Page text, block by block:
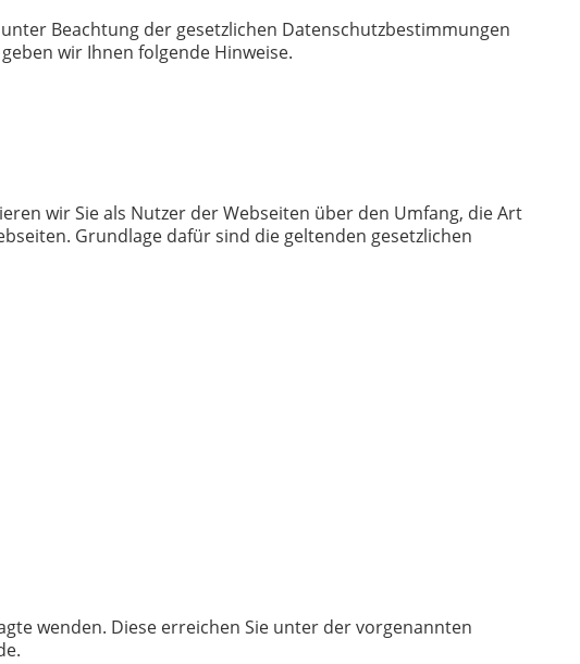
Beachtung der gesetzlichen Datenschutzbestimmungen
wir Ihnen folgende Hinweise.
wir Sie als Nutzer der Webseiten über den Umfang, die Art
Grundlage dafür sind die geltenden gesetzlichen
wenden. Diese erreichen Sie unter der vorgenannten